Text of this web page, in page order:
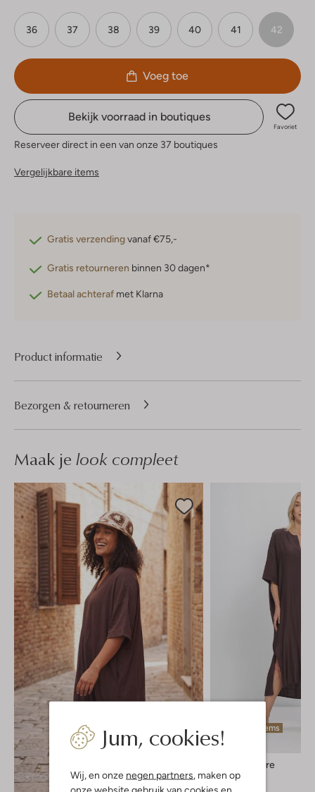
Jum, cookies!
Wij, en onze negen partners, maken op
onze website gebruik van cookies en
36 37 38 39 40 41 42
Voeg toe
Bekijk voorraad in boutiques
Favoriet
Reserveer direct in een van onze 37 boutiques
Vergelijkbare items
Gratis verzendingvanaf €75,-
Gratis retourneren binnen 30 dagen*
Betaal achteraf met Klarna
Product informatie
Bezorgen & retourneren
Maak je look compleet
Laatste items
Co'couture
Midi jurk